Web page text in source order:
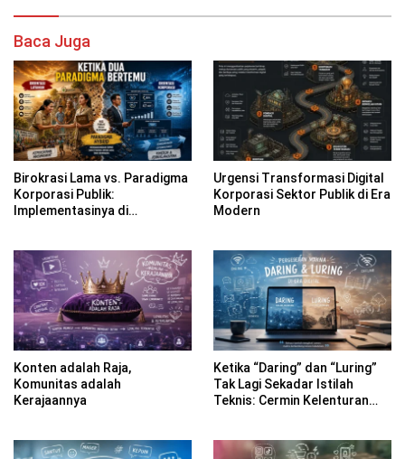
Baca Juga
Birokrasi Lama vs. Paradigma
Korporasi Publik:
Implementasinya di
Urgensi Transformasi Digital
Korporasi Sektor Publik di Era
Modern
Konten adalah Raja,
Komunitas adalah
Kerajaannya
Ketika “Daring” dan “Luring”
Tak Lagi Sekadar Istilah
Teknis: Cermin Kelenturan